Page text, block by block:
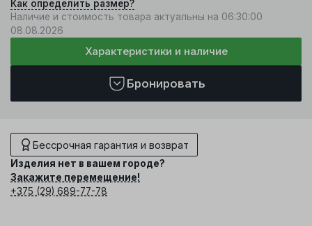
Как определить размер?
Наличие и стоимость товара актуальны на 06:30:00
08.08.2026
Характеристики и наличие
Бронировать
Бессрочная гарантия и возврат
Изделия нет в вашем городе?
Закажите перемещение!
+375 (29) 689-77-78